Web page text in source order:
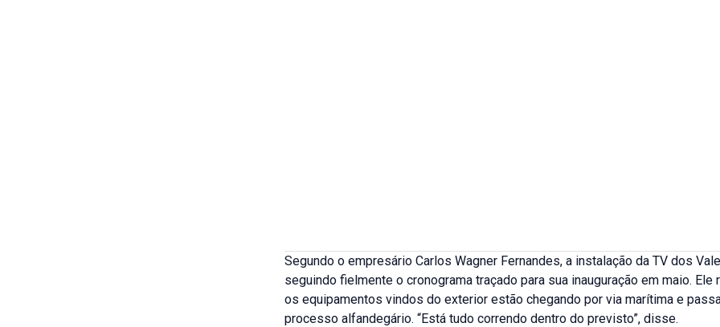
Segundo o empresário Carlos Wagner Fernandes, a instalação da TV dos
seguindo fielmente o cronograma traçado para sua inauguração em maio. Ele
os equipamentos vindos do exterior estão chegando por via marítima e
processo alfandegário. “Está tudo correndo dentro do previsto”, disse.